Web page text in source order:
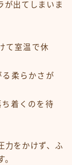
が出てしまいま
て室温で休
柔らかさが
着くのを待
力をかけず、ふ